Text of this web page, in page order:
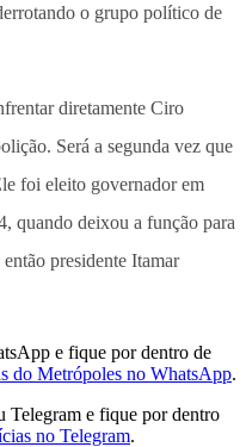
o grupo político de
diretamente Ciro
Será a segunda vez que
foi eleito governador em
quando deixou a função para
presidente Itamar
e fique por dentro de
do Metrópoles no WhatsApp.
Telegram e fique por dentro
no Telegram.